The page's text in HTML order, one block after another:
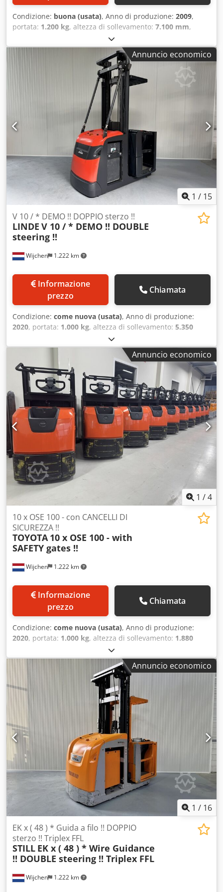
Condizione: buona (usata), Anno di produzione: 2009,
portata: 1.200 kg, altezza di sollevamento: 7.100 mm,
2.900 mm
2.962 h, tipo di carburante:elettrico, tipo di montante:
triplex
, Produttore + modello: LINDE V 12 / 015 Montante:
3F7100 ID: 26062.5019 Categoria: Usato Montante: 3F
Altezza abbassata: 2900 mm Altezza di sollevamento: 7100
mm Portata: 1200 kg Altezza piattaforma: 6580 mm Altezza
picking: 8180 mm Sollevamento iniziale: Sì Dedpfxjzq Upfo
Appowa Larghezza cabina: 1200 mm Anno: 2009 Ore: 2962
ore Capacità batteria: 48V / 620Ah
Annuncio economico
1 / 15
Wijchen 1.222 km
V 10 / * DEMO !! DOPPIO sterzo !!
LINDE V 10 / * DEMO !! DOUBLE
steering !!
prezzo
Chiamata
Condizione: come nuova (usata), Anno di produzione:
2020, portata: 1.000 kg, altezza di sollevamento: 5.350
2.899 mm
funzionamento:1.478 h, tipo di carburante:elettrico, tipo
, Produttore + modello: LINDE V 10 /
Montante: 2W5350 ID: 26063.5270 Categoria: Demo
Montante: 2W Altezza ribassata: 2.900 mm Dwodpfxszq Ul
Te Appsa Altezza di sollevamento: 5.350 mm Portata: 1.000
kg Altezza piattaforma: 4.750 mm Altezza di picking: 6.350
mm Larghezza cabina: 1.200 mm Anno: 20 Ore: 1.477
Capacità batteria: 24V / 930Ah Opzioni: TUTTE le opzioni!! -
DOPPIO comando!!! - Cancelli di SICUREZZA speciali!! -
Forche regolabili! - 2 x Blue spot
Annuncio economico
1 /4
Wijchen 1.222 km
10 x OSE 100 - con CANCELLI DI
SICUREZZA !!
TOYOTA 10 x OSE 100 - with
SAFETY gates !!
prezzo
Chiamata
Condizione: come nuova (usata), Anno di produzione:
2020, portata: 1.000 kg, altezza di sollevamento: 1.880
1.560 mm
funzionamento:3.102 h, tipo di carburante:elettrico, tipo
di montante:
, Produttore + modello: TOYOTA OSE
100 Montante: 2W1880 ID: 25110.8747 Categoria: Usato
Montante: 2W Dodpfx Aozq Ul Hoppjwa Altezza abbassata:
1560 mm Altezza di sollevamento: 1880 mm Portata: 1000
kg Altezza piattaforma: 1200 mm Altezza di picking: 2800
mm Sollevamento iniziale: Sì Larghezza cabina: 800 mm
Anno: 2020 Ore: 3102 ore Batteria: 24v / 620ah Opzioni:
con cancelletti di SICUREZZA!
Annuncio economico
1 / 16
Wijchen 1.222 km
EK x ( 48 ) * Guida a filo !! DOPPIO
sterzo !! Triplex FFL
STILL EK x ( 48 ) * Wire Guidance
!! DOUBLE steering !! Triplex FFL